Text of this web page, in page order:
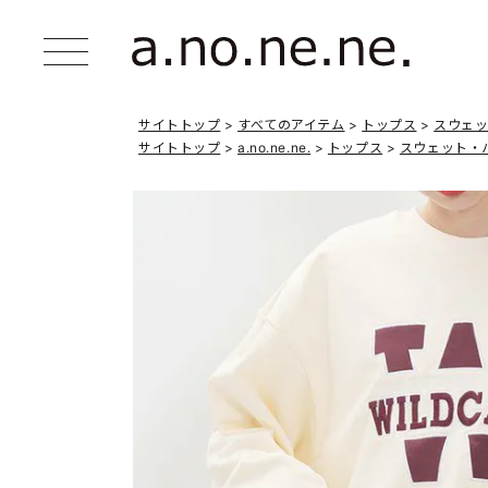
サイトトップ すべてのアイテム トップス
スウェ
サイトトップ
a.no.ne.ne. トップス スウェット・